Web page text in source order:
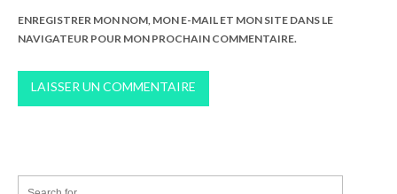
ENREGISTRER MON NOM, MON E-MAIL ET MON SITE DANS LE
NAVIGATEUR POUR MON PROCHAIN COMMENTAIRE.